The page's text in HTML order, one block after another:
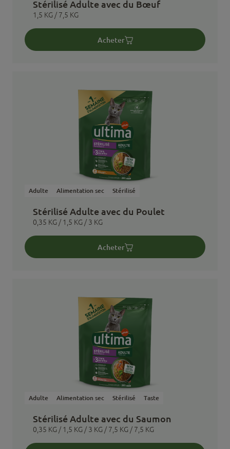
Stérilisé Adulte avec du Bœuf
1,5 KG / 7,5 KG
Acheter
Adulte Alimentation sec Stérilisé
Stérilisé Adulte avec du Poulet
0,35 KG / 1,5 KG / 3 KG
Acheter
Adulte Alimentation sec Stérilisé Taste
Stérilisé Adulte avec du Saumon
0,35 KG / 1,5 KG / 3 KG / 7,5 KG / 7,5 KG